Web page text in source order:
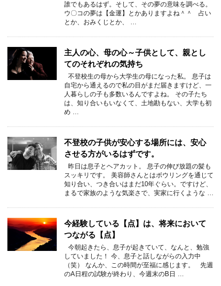
誰でもあるはず。そして、その夢の意味を調べる。
ウ〇コの夢は【金運】とかありますよね＾＾ 占い
とか、おみくじとか、 …
主人の心、母の心～子供として、親とし
てのそれぞれの気持ち
不登校生の母から大学生の母になった私。 息子は
自宅から通えるので私の目がまだ届きますけど、一
人暮らしの子も多数いるんですよね。 その子たち
は、知り合いもいなくて、土地勘もない、大学も初
め …
不登校の子供が安心する場所には、安心
させる方がいるはずです。
昨日は息子とヘアカット。 息子の伸び放題の髪も
スッキリです。 美容師さんとはボウリングを通じて
知り合い、つき合いはまだ10年ぐらい。ですけど、
まるで家族のような気楽さで、実家に行くような …
今経験している【点】は、将来において
つながる【点】
今朝起きたら、息子が起きていて、なんと、勉強
していました！ 今、息子と話しながらの入力中
（笑） なんか、この時間が至福に感じます。 先週
のA日程の試験が終わり、今週末のB日 …